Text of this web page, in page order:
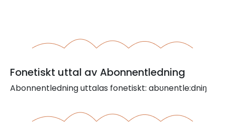
Fonetiskt uttal av Abonnentledning
Abonnentledning uttalas fonetiskt: abʊnentle:dniŋ